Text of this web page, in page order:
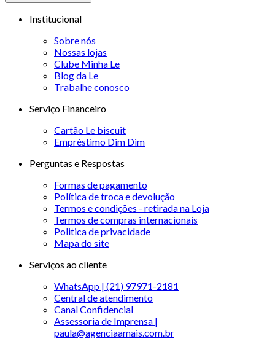
Institucional
Sobre nós
Nossas lojas
Clube Minha Le
Blog da Le
Trabalhe conosco
Serviço Financeiro
Cartão Le biscuit
Empréstimo Dim Dim
Perguntas e Respostas
Formas de pagamento
Política de troca e devolução
Termos e condições - retirada na Loja
Termos de compras internacionais
Politica de privacidade
Mapa do site
Serviços ao cliente
WhatsApp | (21) 97971-2181
Central de atendimento
Canal Confidencial
Assessoria de Imprensa |
paula@agenciaamais.com.br